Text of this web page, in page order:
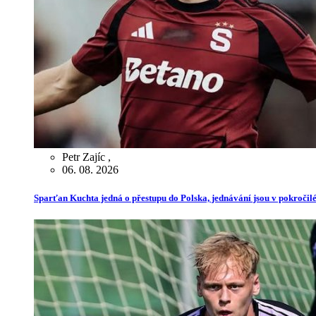
Petr Zajíc ,
06. 08. 2026
Sparťan Kuchta jedná o přestupu do Polska, jednávání jsou v